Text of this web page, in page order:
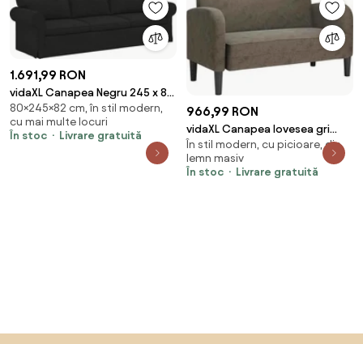
1.691,99 RON
vidaXL Canapea Negru 245 x 82
x 80 cm țesătură
80×245×82 cm, în stil modern,
cu mai multe locuri
În stoc
Livrare gratuită
966,99 RON
vidaXL Canapea lovesea gri
închis 110 cm piele artificială
În stil modern, cu picioare, din
lemn masiv
În stoc
Livrare gratuită